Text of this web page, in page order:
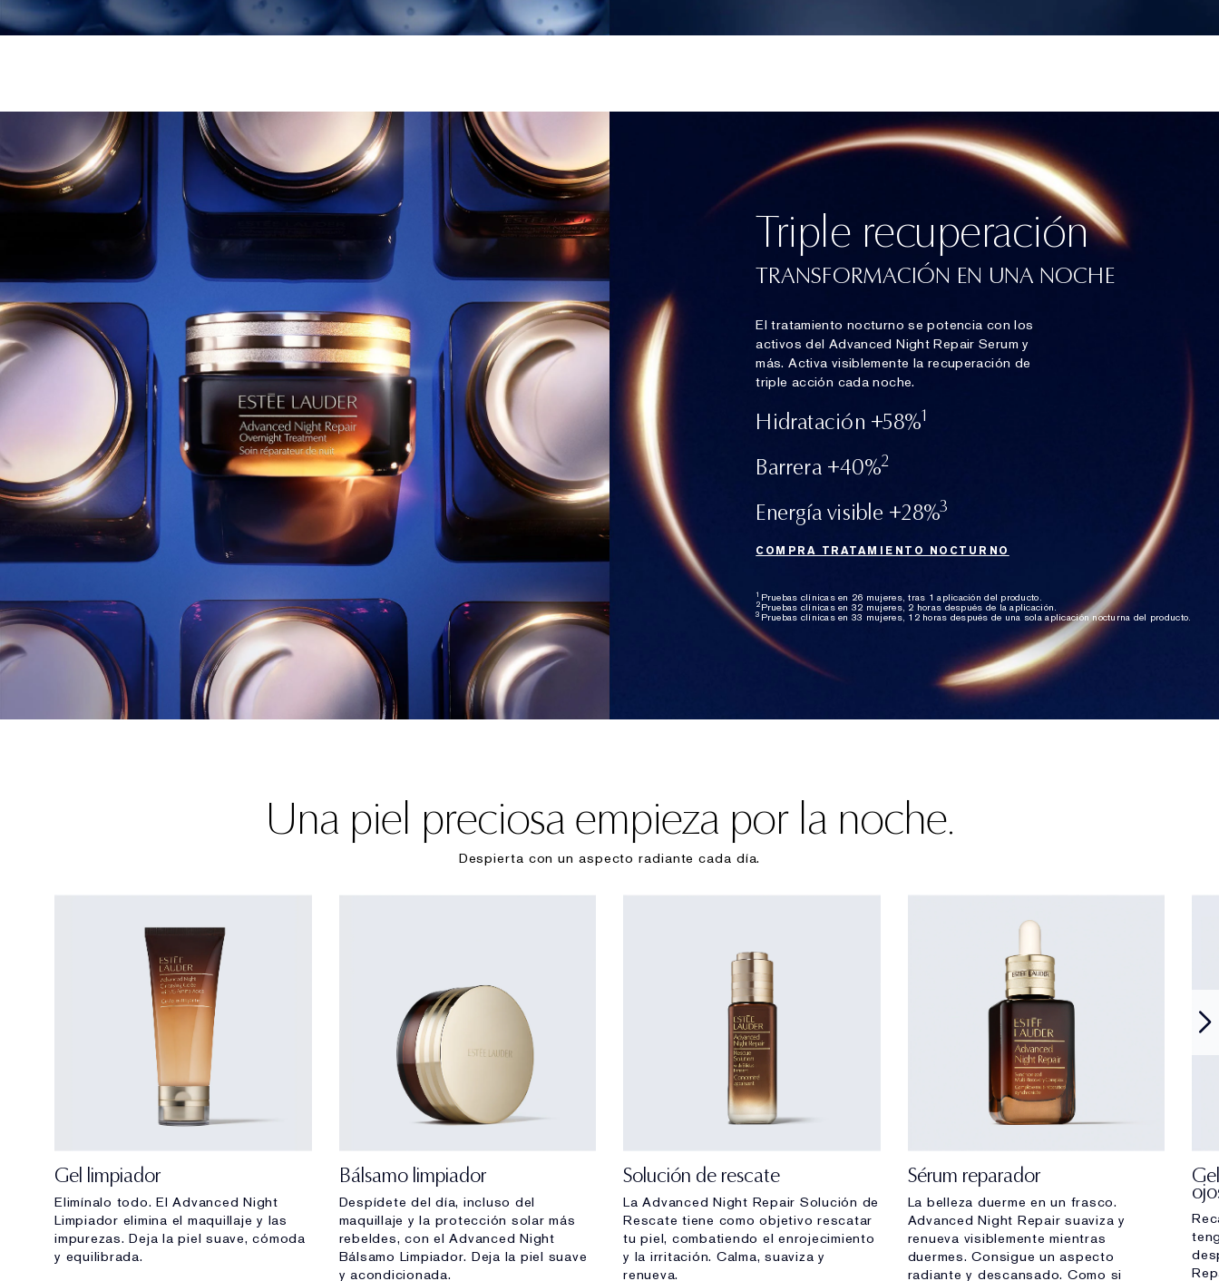
Triple recuperación
TRANSFORMACIÓN EN UNA NOCHE
El tratamiento nocturno se potencia con los
activos del Advanced Night Repair Serum y
más. Activa visiblemente la recuperación de
triple acción cada noche.
Hidratación +58%1
Barrera +40%2
Energía visible +28%3
COMPRA TRATAMIENTO NOCTURNO
1 Pruebas clínicas en 26 mujeres, tras 1 aplicación del producto.
2Pruebas clínicas en 32 mujeres, 2 horas después de la aplicación.
3 Pruebas clínicas en 33 mujeres, 12 horas después de una sola aplicación nocturna del producto.
Una piel preciosa empieza por la noche.
Despierta con un aspecto radiante cada día.
Gel limpiador
Elimínalo todo. El Advanced Night
Limpiador elimina el maquillaje y las
impurezas. Deja la piel suave, cómoda
y equilibrada.
Bálsamo limpiador
Despídete del día, incluso del
maquillaje y la protección solar más
rebeldes, con el Advanced Night
Bálsamo Limpiador. Deja la piel suave
y acondicionada.
Solución de rescate
La Advanced Night Repair Solución de
Rescate tiene como objetivo rescatar
tu piel, combatiendo el enrojecimiento
y la irritación. Calma, suaviza y
renueva.
Sérum reparador
La belleza duerme en un frasco.
Advanced Night Repair suaviza y
renueva visiblemente mientras
duermes. Consigue un aspecto
radiante y descansado. Como si